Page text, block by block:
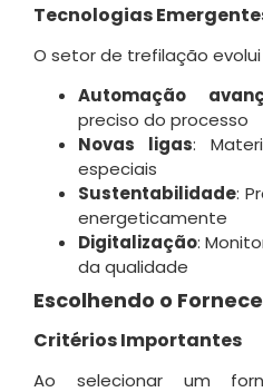
Tecnologias
O setor de trefilação
Automação
preciso do processo
Novas ligas:
especiais
Sustentabilidade:
energeticamente
Digitalização:
da qualidade
Escolhendo o
Critérios Importantes
Ao selecionar um